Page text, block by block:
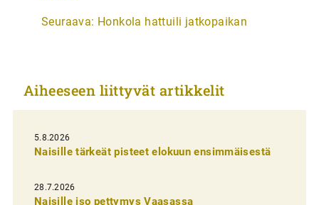
i
e
i
e
n
Seuraava: Honkola hattuili jatkopaikan
Aiheeseen liittyvät artikkelit
5.8.2026
Naisille tärkeät pisteet elokuun ensimmäisestä
28.7.2026
Naisille iso pettymys Vaasassa